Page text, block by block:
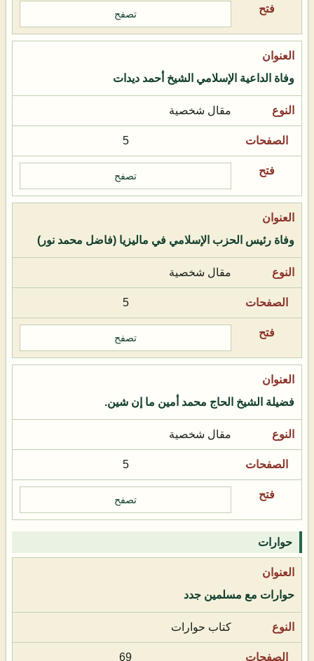
تصفح
وفاة الداعية الإسلامي الشيخ أحمد ديدات
مقال شخصية
5
تصفح
وفاة رئيس الحزب الإسلامي في ماليزيا (فاضل محمد نور)
مقال شخصية
5
تصفح
فضيلة الشيخ الحاج محمد أمين ما إن شين.
مقال شخصية
5
تصفح
حوارات
حوارات مع مسلمين جدد
كتاب حوارات
69